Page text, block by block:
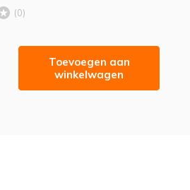
(0)
Toevoegen aan
winkelwagen